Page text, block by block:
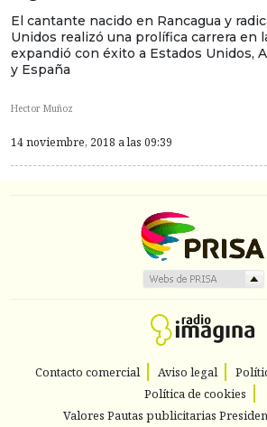
El cantante nacido en Rancagua y
Unidos realizó una prolífica carrera en
expandió con éxito a Estados Unidos,
y España
Hector Muñoz
14 noviembre, 2018 a las 09:39
Contacto comercial Aviso legal
Política de cookies
Valores Pautas publicitarias